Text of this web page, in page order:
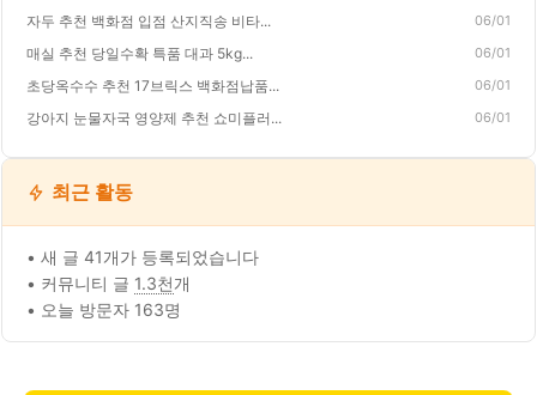
자두 추천 백화점 입점 산지직송 비타... 06/01
매실 추천 당일수확 특품 대과 5kg... 06/01
초당옥수수 추천 17브릭스 백화점납품... 06/01
강아지 눈물자국 영양제 추천 쇼미플러... 06/01
최근 활동
• 새 글 41개가 등록되었습니다
• 커뮤니티 글 1.3천개
• 오늘 방문자 163명